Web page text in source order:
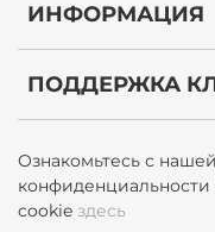
ИНФОРМАЦИЯ
ПОДДЕРЖКА
Ознакомьтесь с
cookie здесь